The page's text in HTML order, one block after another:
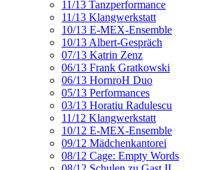
11/13 Tanzperformance
11/13 Klangwerkstatt
10/13 E-MEX-Ensemble
10/13 Albert-Gespräch
07/13 Katrin Zenz
06/13 Frank Gratkowski
06/13 HornroH Duo
05/13 Performances
03/13 Horatiu Radulescu
11/12 Klangwerkstatt
10/12 E-MEX-Ensemble
09/12 Mädchenkantorei
08/12 Cage: Empty Words